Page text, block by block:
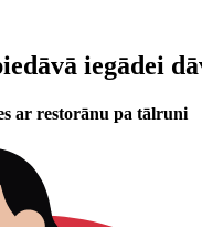
iegādei
ar restorānu pa tālruni